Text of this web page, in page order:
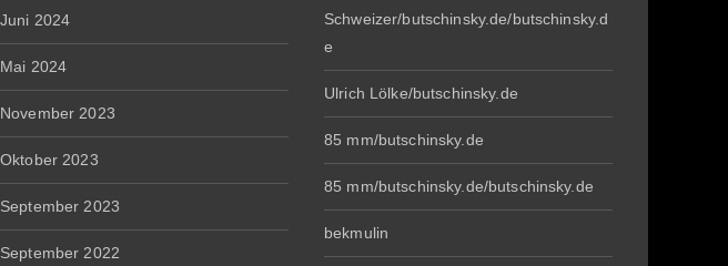
Juni 2024
Mai 2024
November 2023
Oktober 2023
September 2023
September 2022
Schweizer/butschinsky.de/butschinsky.d
e
Ulrich Lölke/butschinsky.de
85 mm/butschinsky.de
85 mm/butschinsky.de/butschinsky.de
bekmulin